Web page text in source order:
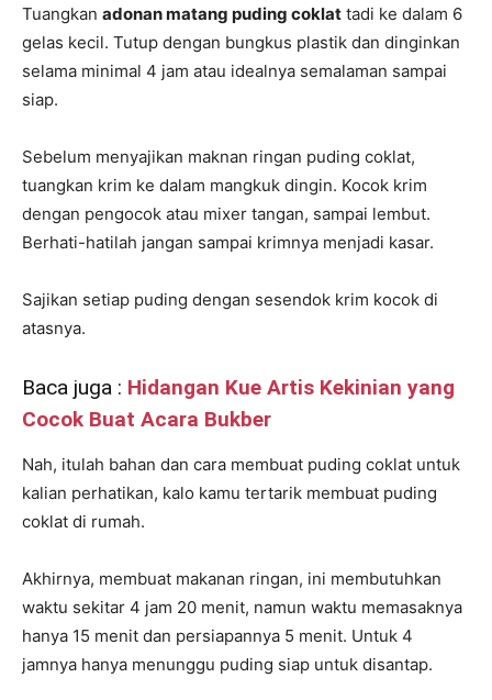
Tuangkan adonan matang puding coklat tadi ke dalam 6
gelas kecil. Tutup dengan bungkus plastik dan dinginkan
selama minimal 4 jam atau idealnya semalaman sampai
siap.
Sebelum menyajikan maknan ringan puding coklat,
tuangkan krim ke dalam mangkuk dingin. Kocok krim
dengan pengocok atau mixer tangan, sampai lembut.
Berhati-hatilah jangan sampai krimnya menjadi kasar.
Sajikan setiap puding dengan sesendok krim kocok di
atasnya.
Baca juga : Hidangan Kue Artis Kekinian yang
Cocok Buat Acara Bukber
Nah, itulah bahan dan cara membuat puding coklat untuk
kalian perhatikan, kalo kamu tertarik membuat puding
coklat di rumah.
Akhirnya, membuat makanan ringan, ini membutuhkan
waktu sekitar 4 jam 20 menit, namun waktu memasaknya
hanya 15 menit dan persiapannya 5 menit. Untuk 4
jamnya hanya menunggu puding siap untuk disantap.